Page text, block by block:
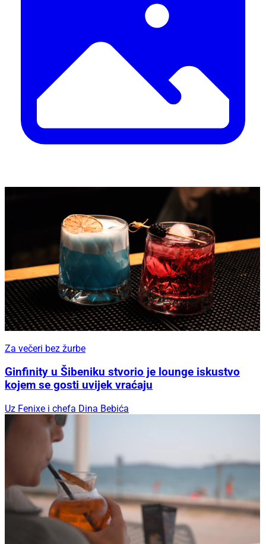
Za večeri bez žurbe
Ginfinity u Šibeniku stvorio je lounge iskustvo
kojem se gosti uvijek vraćaju
Uz Fenixe i chefa Dina Bebića